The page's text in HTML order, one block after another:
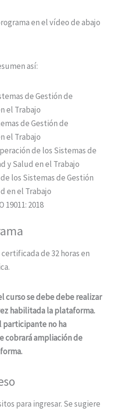
en el vídeo de abajo
así:
de Gestión de
el Trabajo
de Gestión de
el Trabajo
de los Sistemas de
y Salud en el Trabajo
los Sistemas de Gestión
en el Trabajo
2018
de 32 horas en
curso se debe debe realizar
habilitada la plataforma.
no ha
cobrará ampliación de
para ingresar. Se sugiere